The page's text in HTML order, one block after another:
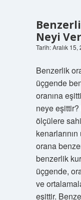
Neyi
Tarih: Aralık 15,
Benzerlik
üçgende
oranına
neye
ölçülere
orana
benzerlik
üçgende,
ve
eşittir.